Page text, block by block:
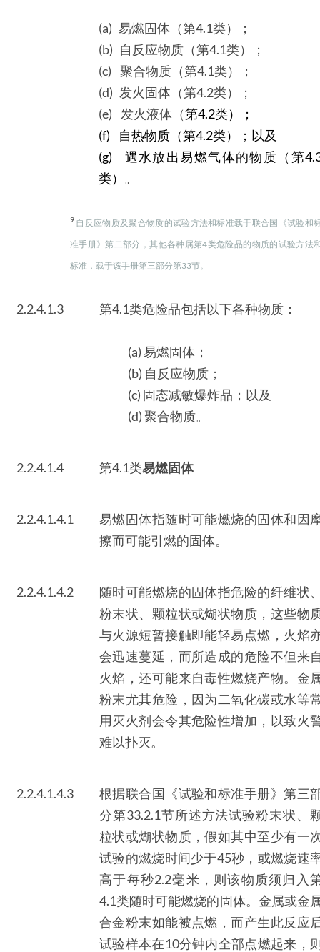
(a) 易燃固体（第4.1类）；
(b) 自反应物质（第4.1类）；
(c) 聚合物质（第4.1类）；
(d) 发火固体（第4.2类）；
(e) 发火液体（第4.2类）；
(f) 自热物质（第4.2类）；以及
(g) 遇水放出易燃气体的物质（第
类）。
9 自反应物质及聚合物质的试验方法和标准载于联合国《试验和
准手册》第二部分，其他各种属第4类危险品的物质的试验方法
标准，载于该手册第三部分第33节。
2.2.4.1.3 第4.1类危险品包括以下各种物质：
(a) 易燃固体；
(b) 自反应物质；
(c) 固态减敏爆炸品；以及
(d) 聚合物质。
2.2.4.1.4 第4.1类易燃固体
2.2.4.1.4.1
易燃固体指随时可能燃烧的固体和因
擦而可能引燃的固体。
2.2.4.1.4.2
随时可能燃烧的固体指危险的纤维状
粉末状、颗粒状或煳状物质，这些物
与火源短暂接触即能轻易点燃，火焰
会迅速蔓延，而所造成的危险不但来
火焰，还可能来自毒性燃烧产物。金
粉末尤其危险，因为二氧化碳或水等
用灭火剂会令其危险性增加，以致火
难以扑灭。
2.2.4.1.4.3
根据联合国《试验和标准手册》第三
分第33.2.1节所述方法试验粉末状、
粒状或煳状物质，假如其中至少有一
试验的燃烧时间少于45秒，或燃烧速
高于每秒2.2毫米，则该物质须归入
4.1类随时可能燃烧的固体。金属或金
合金粉末如能被点燃，而产生此反应
试验样本在10分钟内全部点燃起来，